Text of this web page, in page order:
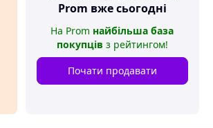
Prom вже сьогодні
На Prom найбільша база
покупців з рейтингом!
Почати продавати